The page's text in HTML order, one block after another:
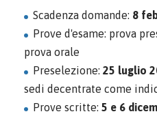
Scadenza domande: 8
Prove d'esame: prova
prova orale
Preselezione: 25 luglio
sedi decentrate come
Prove scritte: 5 e 6